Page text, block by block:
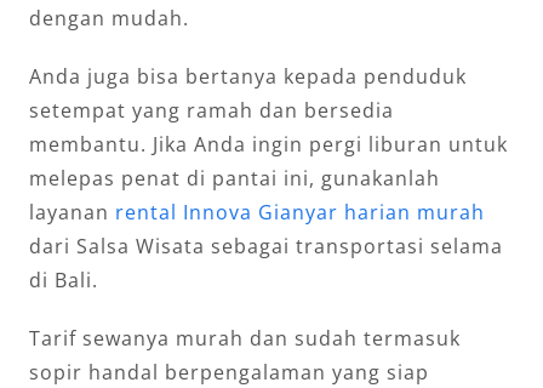
dengan mudah.
Anda juga bisa bertanya kepada penduduk
setempat yang ramah dan bersedia
membantu. Jika Anda ingin pergi liburan untuk
melepas penat di pantai ini, gunakanlah
layanan rental Innova Gianyar harian murah
dari Salsa Wisata sebagai transportasi selama
di Bali.
Tarif sewanya murah dan sudah termasuk
sopir handal berpengalaman yang siap